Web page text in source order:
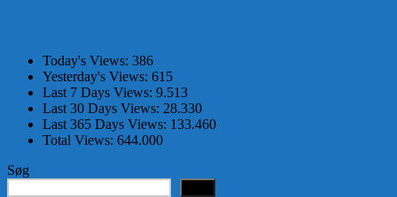
Today's Views: 386
Yesterday's Views: 615
Last 7 Days Views: 9.513
Last 30 Days Views: 28.330
Last 365 Days Views: 133.460
Total Views: 644.000
Søg